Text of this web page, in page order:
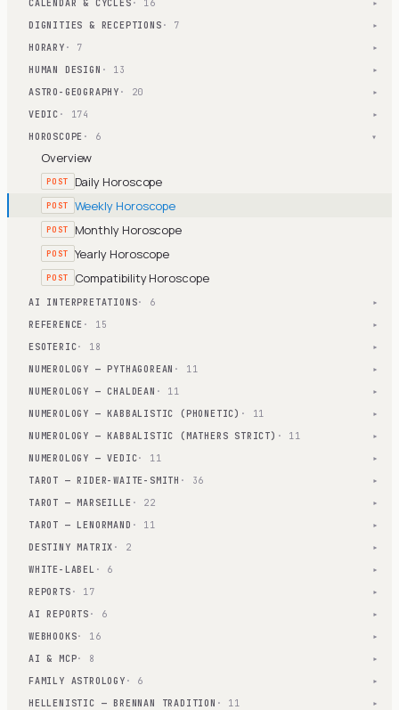
CALENDAR & CYCLES · 16 ▾
DIGNITIES & RECEPTIONS · 7 ▾
HORARY · 7 ▾
HUMAN DESIGN · 13 ▾
ASTRO-GEOGRAPHY · 20 ▾
VEDIC · 174 ▾
HOROSCOPE · 6 ▾
Overview
POST Daily Horoscope
POST Weekly Horoscope
POST Monthly Horoscope
POST Yearly Horoscope
POST Compatibility Horoscope
AI INTERPRETATIONS· 6 ▾
REFERENCE · 15 ▾
ESOTERIC· 18 ▾
NUMEROLOGY — PYTHAGOREAN · 11 ▾
NUMEROLOGY — CHALDEAN · 11 ▾
NUMEROLOGY — KABBALISTIC (PHONETIC) · 11 ▾
NUMEROLOGY — KABBALISTIC (MATHERS STRICT) · 11 ▾
NUMEROLOGY — VEDIC· 11 ▾
TAROT — RIDER-WAITE-SMITH · 36 ▾
TAROT — MARSEILLE · 22 ▾
TAROT — LENORMAND · 11 ▾
DESTINY MATRIX · 2 ▾
WHITE-LABEL · 6 ▾
REPORTS · 17 ▾
AI REPORTS · 6 ▾
WEBHOOKS· 16 ▾
AI & MCP· 8 ▾
FAMILY ASTROLOGY · 6 ▾
HELLENISTIC — BRENNAN TRADITION · 11 ▾